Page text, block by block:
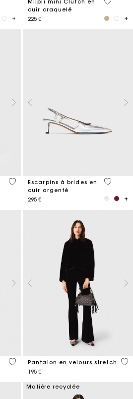
Milpli mini Clutch en
cuir craquelé
225 €
4,7 out of 5 Customer Rating
Escarpins à brides en
cuir argenté
295 €
5 out of
5 out of 5 Customer Rating
Pantalon en velours stretch
195 €
4,5
Matière recyclée